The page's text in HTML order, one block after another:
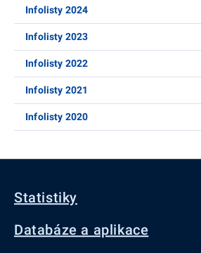
Infolisty 2024
Infolisty 2023
Infolisty 2022
Infolisty 2021
Infolisty 2020
Statistiky
Databáze a aplikace